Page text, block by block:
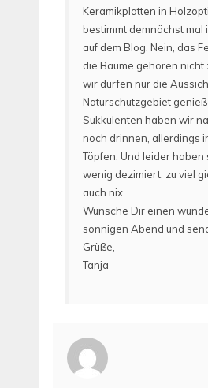
Keramikplatten in
bestimmt demnächst mal
auf dem Blog. Nein, das
die Bäume gehören nicht
wir dürfen nur die
Naturschutzgebiet
Sukkulenten haben wir
noch drinnen, allerdings
Töpfen. Und leider haben
wenig dezimiert, zu viel
auch nix…
Wünsche Dir einen
sonnigen Abend und
Grüße,
Tanja